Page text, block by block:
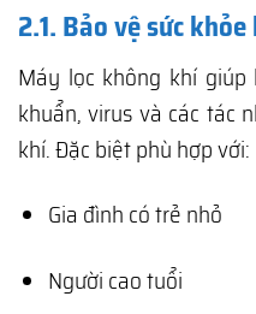
2.1. Bảo vệ sức
Máy lọc không khí
khuẩn, virus và các tác
khí. Đặc biệt phù hợp với:
Gia đình có trẻ nhỏ
Người cao tuổi